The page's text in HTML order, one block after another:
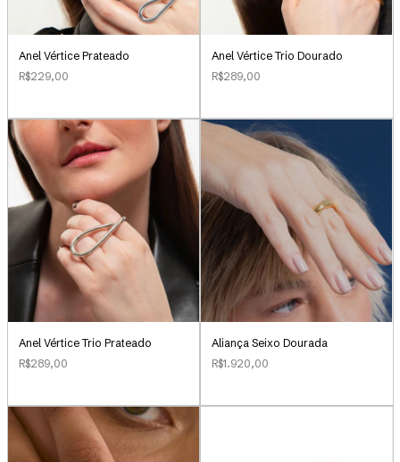
Anel Vértice Prateado
R$229,00
Anel Vértice Trio Dourado
R$289,00
Anel Vértice Trio Prateado
R$289,00
Aliança Seixo Dourada
R$1.920,00